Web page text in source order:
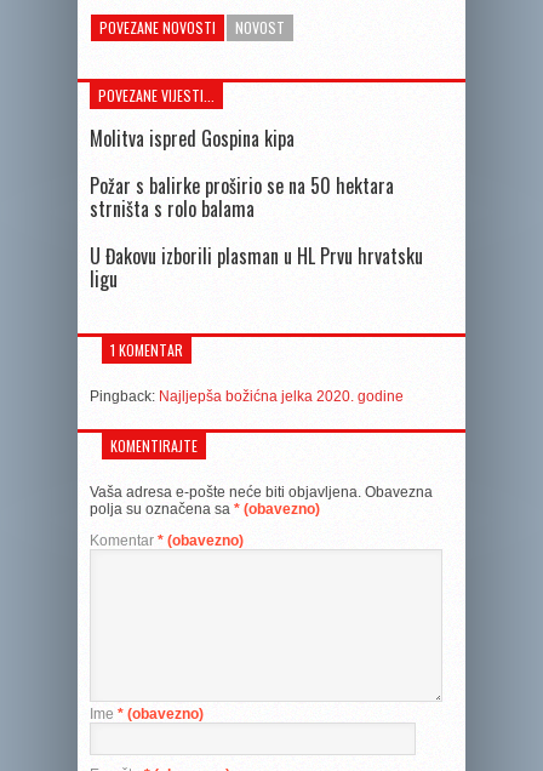
POVEZANE NOVOSTI NOVOST
POVEZANE VIJESTI...
Molitva ispred Gospina kipa
Požar s balirke proširio se na 50 hektara
strništa s rolo balama
U Đakovu izborili plasman u HL Prvu hrvatsku
ligu
1 KOMENTAR
Pingback: Najljepša božićna jelka 2020. godine
KOMENTIRAJTE
Vaša adresa e-pošte neće biti objavljena. Obavezna
polja su označena sa * (obavezno)
Komentar * (obavezno)
Ime * (obavezno)